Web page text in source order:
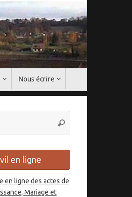
Nous écrire
Rechercher
en ligne
en ligne des actes de
Mariage et